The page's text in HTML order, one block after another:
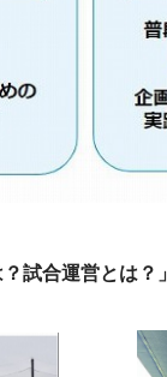
試合運営とは？」